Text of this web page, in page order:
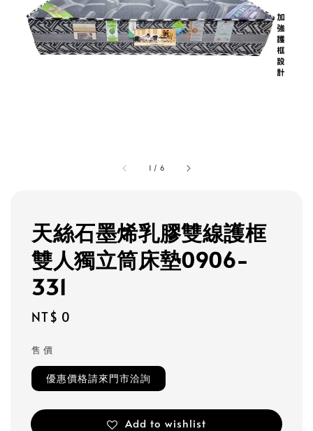
1 / 6
天絲石墨烯乳膠雙線護框
雙人獨立筒床墊0906-
331
Regular
NT$ 0
售 價
優惠價格請來門市洽詢
Add to wishlist